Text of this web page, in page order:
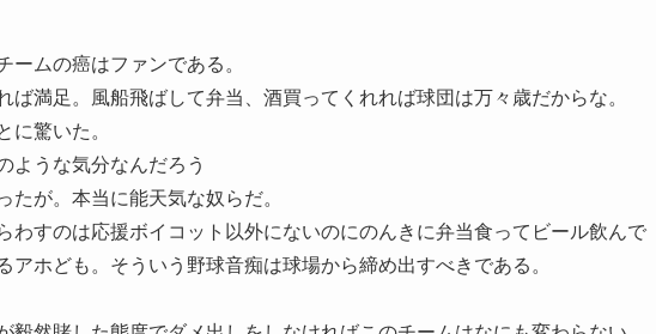
ムの癌はファンである。
満足。風船飛ばして弁当、酒買ってくれれば球団は万々歳だからな。
に驚いた。
ような気分なんだろう
が。本当に能天気な奴らだ。
わすのは応援ボイコット以外にないのにのんきに弁当食ってビール飲んで
アホども。そういう野球音痴は球場から締め出すべきである。